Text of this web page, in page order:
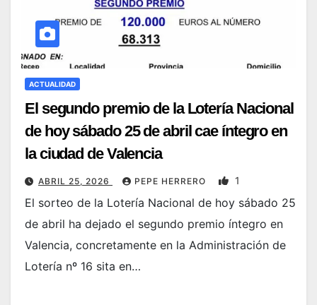
ACTUALIDAD
El segundo premio de la Lotería Nacional
de hoy sábado 25 de abril cae íntegro en
la ciudad de Valencia
ABRIL 25, 2026 PEPE HERRERO 1
El sorteo de la Lotería Nacional de hoy sábado 25
de abril ha dejado el segundo premio íntegro en
Valencia, concretamente en la Administración de
Lotería nº 16 sita en…